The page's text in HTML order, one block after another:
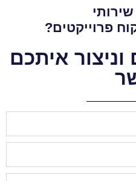
פרוייקטים?
איתכם